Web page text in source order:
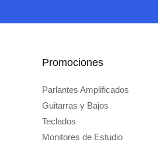
Promociones
Parlantes Amplificados
Guitarras y Bajos
Teclados
Monitores de Estudio